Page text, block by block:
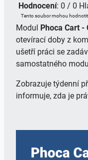
Hodnocení: 0 / 0
Tento soubor mohou hodnotit
Modul Phoca Cart -
otevírací doby z
ušetří práci se
samostatného
Zobrazuje týdenní
informuje, zda je